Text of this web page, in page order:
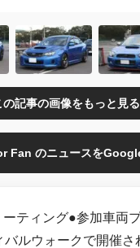
の記事の画像をもっと見る
Fan のニュースを
ティング●参加車両
ルウォークで開催